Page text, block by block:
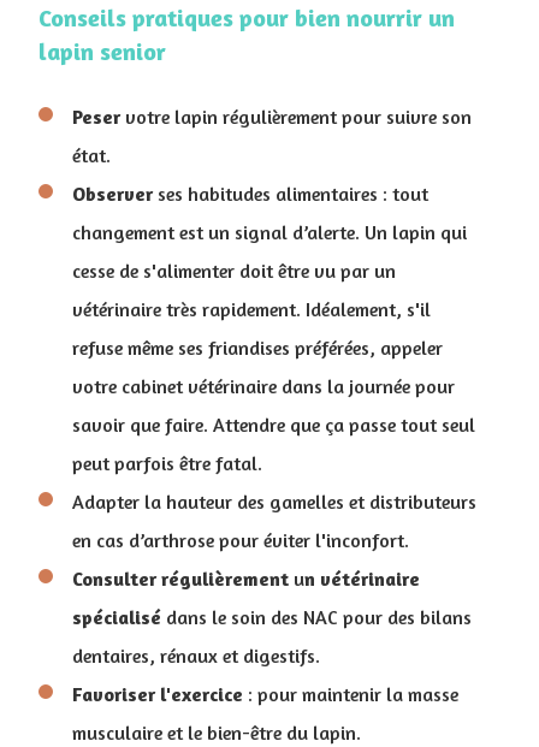
Conseils pratiques pour bien nourrir un
lapin senior
Peservotre lapin régulièrement pour suivre son
état.
Observerses habitudes alimentaires : tout
changement est un signal d’alerte. Un lapin qui
cesse de s'alimenter doit être vu par un
vétérinaire très rapidement. Idéalement, s'il
refuse même ses friandises préférées, appeler
votre cabinet vétérinaire dans la journée pour
savoir que faire. Attendre que ça passe tout seul
peut parfois être fatal.
Adapter la hauteur des gamelles et distributeurs
en cas d’arthrose pour éviter l'inconfort.
Consulter régulièrement un vétérinaire
spécialisé dans le soin des NAC pour des bilans
dentaires, rénaux et digestifs.
Favoriser l'exercice : pour maintenir la masse
musculaire et le bien-être du lapin.